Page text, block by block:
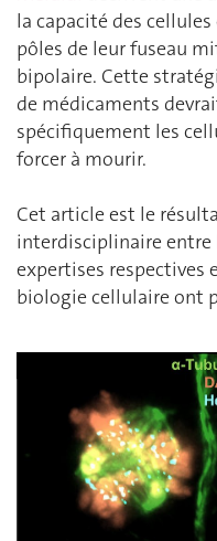
la capacité des
pôles de leur fuseau
bipolaire. Cette
de médicaments
spécifiquement les
forcer à mourir.
Cet article est le
interdisciplinaire entre
expertises respectives
biologie cellulaire ont